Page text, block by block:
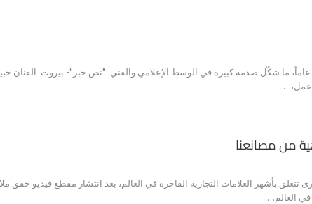
رحل الإعلامي صبحي عطري بشكل مفاجئ عن عمر ناهز 48 عاماً، ما شكّل صدمة كبيرة في الوسط الإعلامي والفني. "نص
عمل،…
من مصانعنا
بأشهر العلامات التجارية الفاخرة في العالم، بعد انتشار مقطع فيديو
العالم…